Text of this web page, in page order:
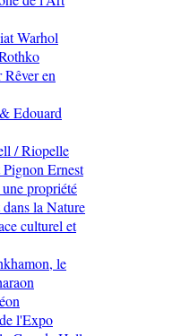
Warhol
en
Edouard
/ Riopelle
Ernest
propriété
la Nature
culturel et
le
l'Expo